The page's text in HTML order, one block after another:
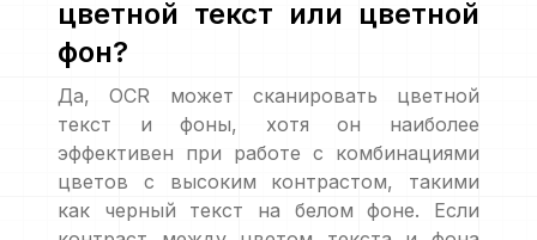
цветной текст или цветной
фон?
Да, OCR может сканировать цветной
текст и фоны, хотя он наиболее
эффективен при работе с комбинациями
цветов с высоким контрастом, такими
как черный текст на белом фоне. Если